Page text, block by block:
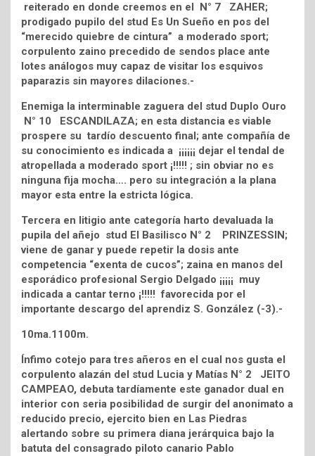
reiterado en donde creemos en el N° 7 ZAHER;
prodigado pupilo del stud Es Un Sueño en pos del
“merecido quiebre de cintura” a moderado sport;
corpulento zaino precedido de sendos place ante
lotes análogos muy capaz de visitar los esquivos
paparazis sin mayores dilaciones.-
Enemiga la interminable zaguera del stud Duplo Ouro
N° 10 ESCANDILAZA; en esta distancia es viable
prospere su tardío descuento final; ante compañía de
su conocimiento es indicada a ¡¡¡¡¡¡ dejar el tendal de
atropellada a moderado sport ¡!!!!! ; sin obviar no es
ninguna fija mocha…. pero su integración a la plana
mayor esta entre la estricta lógica.
Tercera en litigio ante categoría harto devaluada la
pupila del añejo stud El Basilisco N° 2 PRINZESSIN;
viene de ganar y puede repetir la dosis ante
competencia “exenta de cucos”; zaina en manos del
esporádico profesional Sergio Delgado ¡¡¡¡¡ muy
indicada a cantar terno ¡!!!!! favorecida por el
importante descargo del aprendiz S. González (-3).-
10ma.1100m.
Ínfimo cotejo para tres añeros en el cual nos gusta el
corpulento alazán del stud Lucia y Matías N° 2 JEITO
CAMPEAO, debuta tardíamente este ganador dual en
interior con seria posibilidad de surgir del anonimato a
reducido precio, ejercito bien en Las Piedras
alertando sobre su primera diana jerárquica bajo la
batuta del consagrado piloto canario Pablo